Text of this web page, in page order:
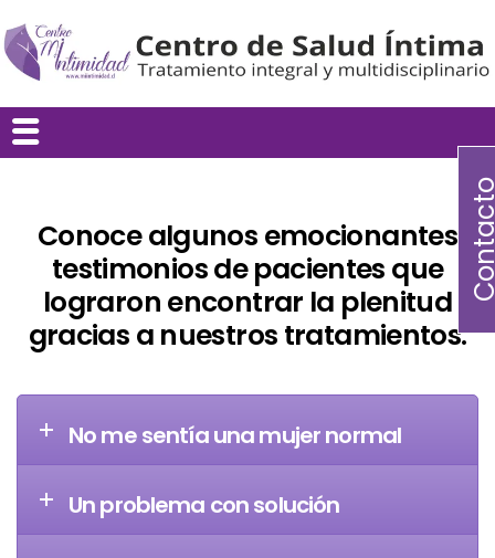
Conoce algunos emocionantes
testimonios de pacientes que
lograron encontrar la plenitud
gracias a nuestros tratamientos.
No me sentía una mujer normal
Un problema con solución